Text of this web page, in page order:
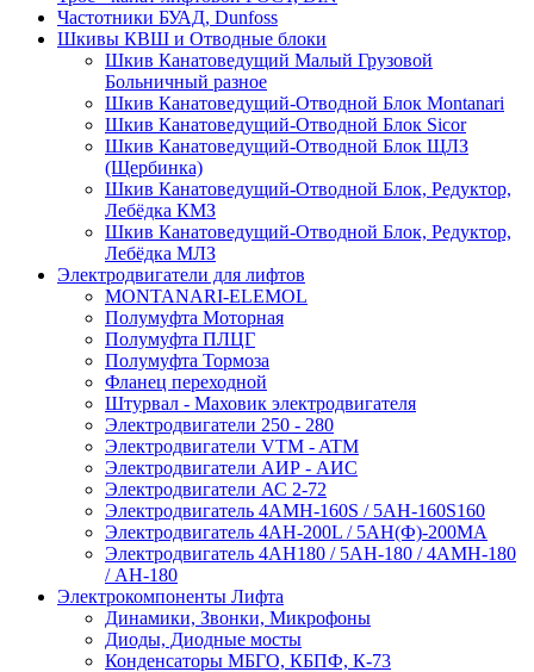
Частотники БУАД, Dunfoss
Шкивы КВШ и Отводные блоки
Шкив Канатоведущий Малый Грузовой
Больничный разное
Шкив Канатоведущий-Отводной Блок Montanari
Шкив Канатоведущий-Отводной Блок Sicor
Шкив Канатоведущий-Отводной Блок ЩЛЗ
(Щербинка)
Шкив Канатоведущий-Отводной Блок, Редуктор,
Лебёдка КМЗ
Шкив Канатоведущий-Отводной Блок, Редуктор,
Лебёдка МЛЗ
Электродвигатели для лифтов
MONTANARI-ELEMOL
Полумуфта Моторная
Полумуфта ПЛЦГ
Полумуфта Тормоза
Фланец переходной
Штурвал - Маховик электродвигателя
Электродвигатели 250 - 280
Электродвигатели VTM - ATM
Электродвигатели АИР - АИС
Электродвигатели АС 2-72
Электродвигатель 4АМН-160S / 5АН-160S160
Электродвигатель 4АН-200L / 5АН(Ф)-200МА
Электродвигатель 4АН180 / 5АН-180 / 4АМН-180
/ АН-180
Электрокомпоненты Лифта
Динамики, Звонки, Микрофоны
Диоды, Диодные мосты
Конденсаторы МБГО, КБПФ, К-73